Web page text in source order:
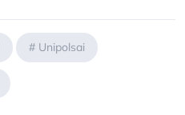
# Unipolsai